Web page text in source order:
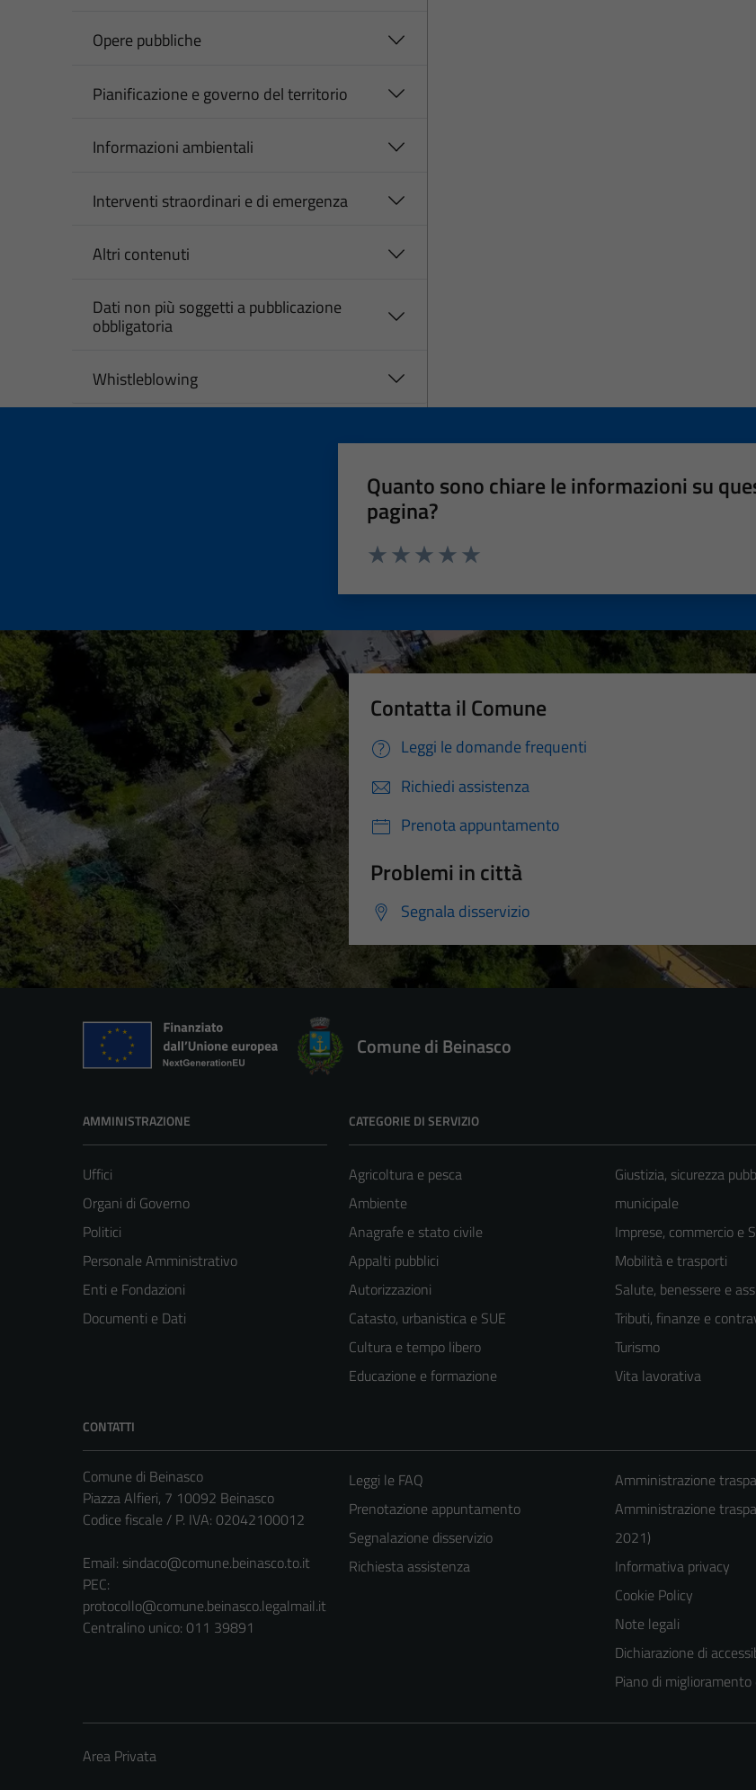
Opere pubbliche
Pianificazione e governo del territorio
Informazioni ambientali
Interventi straordinari e di emergenza
Altri contenuti
Dati non più soggetti a pubblicazione
obbligatoria
Whistleblowing
Quanto sono chiare le informazioni su
pagina?
Contatta il Comune
Leggi le domande frequenti
Richiedi assistenza
Prenota appuntamento
Problemi in città
Segnala disservizio
Comune di Beinasco
AMMINISTRAZIONE
Uffici
Organi di Governo
Politici
Personale Amministrativo
Enti e Fondazioni
Documenti e Dati
CATEGORIE DI SERVIZIO
Agricoltura e pesca
Ambiente
Anagrafe e stato civile
Appalti pubblici
Autorizzazioni
Catasto, urbanistica e SUE
Cultura e tempo libero
Educazione e formazione
Giustizia, sicurezza
municipale
Imprese, commercio e
Mobilità e trasporti
Salute, benessere e
Tributi, finanze e
Turismo
Vita lavorativa
CONTATTI
Comune di Beinasco
Piazza Alfieri, 7 10092 Beinasco
Codice fiscale / P. IVA: 02042100012
Email: sindaco@comune.beinasco.to.it
PEC:
protocollo@comune.beinasco.legalmail.it
Centralino unico: 011 39891
Leggi le FAQ
Prenotazione appuntamento
Segnalazione disservizio
Richiesta assistenza
Amministrazione
Amministrazione
2021)
Informativa privacy
Cookie Policy
Note legali
Dichiarazione di
Piano di
Area Privata
Tecnici
Questi cookie
sono necessari
per il
del sito e non